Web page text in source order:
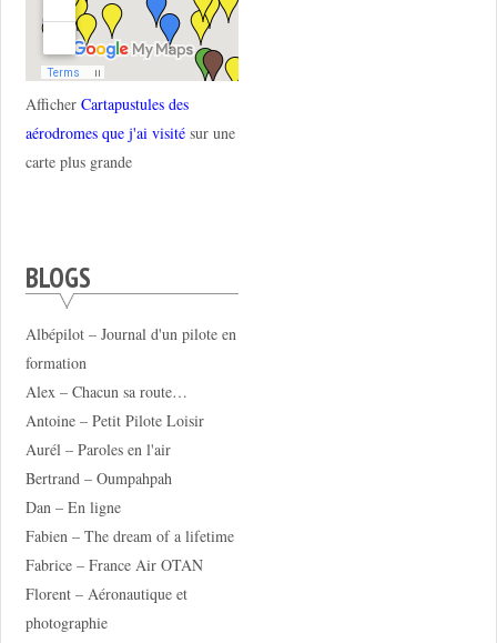
Afficher Cartapustules des
aérodromes que j'ai visitésur une
carte plus grande
BLOGS
Albépilot – Journal d'un pilote en
formation
Alex – Chacun sa route…
Antoine – Petit Pilote Loisir
Aurél – Paroles en l'air
Bertrand – Oumpahpah
Dan – En ligne
Fabien – The dream of a lifetime
Fabrice – France Air OTAN
Florent – Aéronautique et
photographie